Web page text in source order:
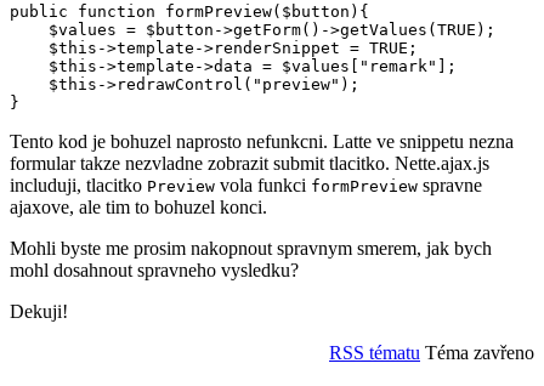
public function formPreview($button){
    $values = $button->getForm()->getValues(TRUE);
    $this->template->renderSnippet = TRUE;
    $this->template->data = $values["remark"];
    $this->redrawControl("preview");
Tento kod je bohuzel naprosto nefunkcni. Latte ve snippetu nezna
formular takze nezvladne zobrazit submit tlacitko. Nette.ajax.js
includuji, tlacitko Preview vola funkci formPreview spravne
ajaxove, ale tim to bohuzel konci.
Mohli byste me prosim nakopnout spravnym smerem, jak bych
mohl dosahnout spravneho vysledku?
Dekuji!
RSS tématu Téma zavřeno